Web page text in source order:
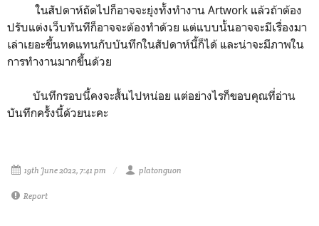
ในสัปดาห์ถัดไปก็อาจจะยุ่งทั้งทำงาน Artwork แล้วถ้าต้อง
ปรับแต่งเว็บทันทีก็อาจจะต้องทำด้วย แต่แบบนั้นอาจจะมีเรื่องมา
เล่าเยอะขึ้นทดแทนกับบันทึกในสัปดาห์นี้ก็ได้ และน่าจะมีภาพใน
การทำงานมากขึ้นด้วย
บันทึกรอบนี้คงจะสั้นไปหน่อย แต่อย่างไรก็ขอบคุณที่อ่าน
บันทึกครั้งนี้ด้วยนะคะ
19th June 2022, 7:41 pm platonguon
Report